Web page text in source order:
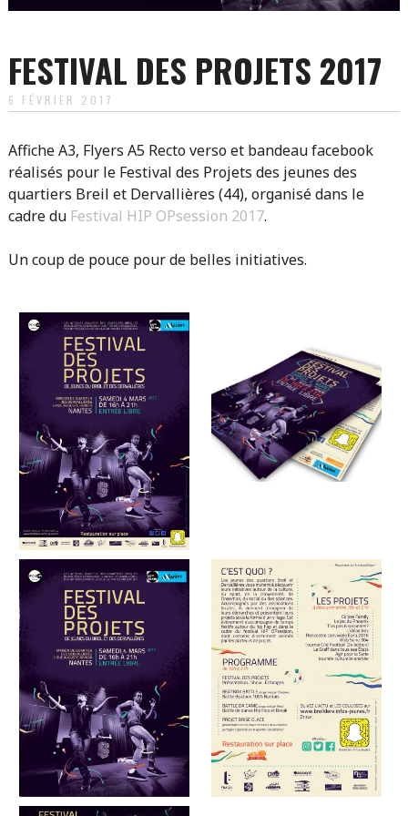
FESTIVAL DES PROJETS 2017
6 FÉVRIER 2017
Affiche A3, Flyers A5 Recto verso et bandeau facebook
réalisés pour le Festival des Projets des jeunes des
quartiers Breil et Dervallières (44), organisé dans le
cadre du Festival HIP OPsession 2017.
Un coup de pouce pour de belles initiatives.